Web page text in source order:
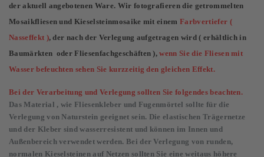
der aktuell angebotenen Ware. Wir fotografieren die getrommelten
Mosaikfliesen und Kieselsteinmosaike mit einemFarbvertiefer (
Nasseffekt ), der nach der Verlegung aufgetragen wird ( erhältlich in
Baumärkten oder Fliesenfachgeschäften ),wenn Sie die Fliesen mit
Wasser befeuchten sehen Sie kurzzeitig den gleichen Effekt.
Bei der Verarbeitung und Verlegung sollten Sie folgendes beachten.
Das Material , wie Fliesenkleber und Fugenmörtel sollte für die
Verlegung von Naturstein geeignet sein. Die elastischen Trägernetze
und der Kleber sind wasserresistent und können im Innen und
Außenbereich verwendet werden. Bei der Verlegung von runden,
normalen Kieselsteinen auf Netzen sollten Sie eine weitaus höhere